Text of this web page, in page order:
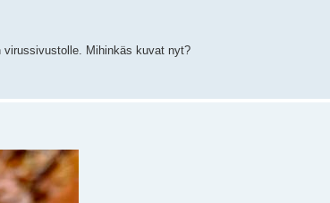
virussivustolle. Mihinkäs kuvat nyt?